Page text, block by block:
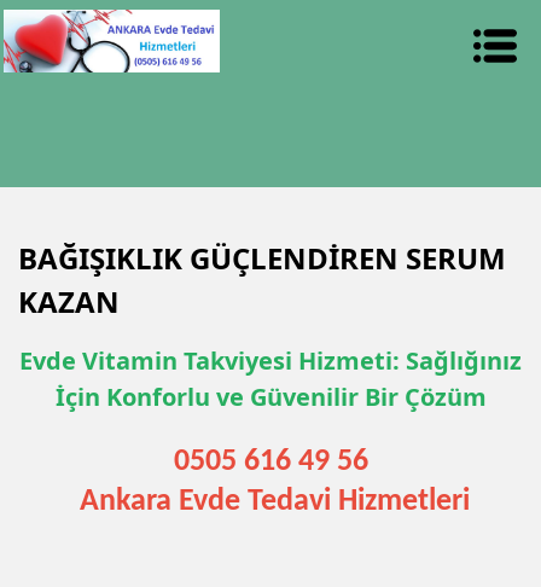
BAĞIŞIKLIK GÜÇLENDİREN SERUM
KAZAN
Evde Vitamin Takviyesi Hizmeti: Sağlığınız
İçin Konforlu ve Güvenilir Bir Çözüm
0505 616 49 56
Ankara Evde Tedavi Hizmetleri